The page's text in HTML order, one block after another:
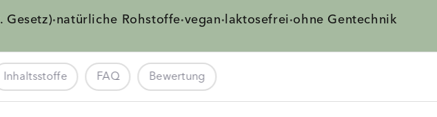
Gesetz)·natürliche Rohstoffe·vegan·laktosefrei·ohne Gentechnik
Inhaltsstoffe FAQ Bewertung